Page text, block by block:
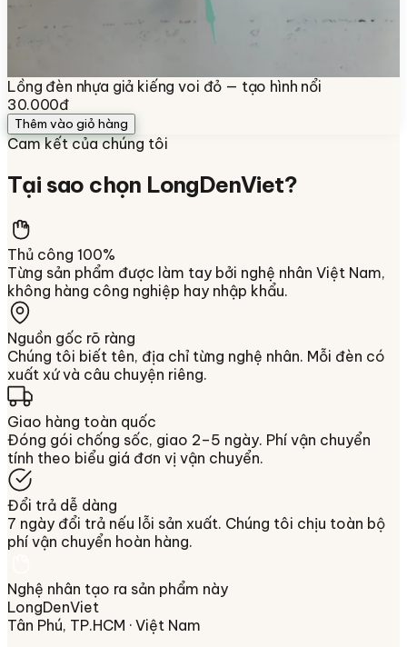
Lồng đèn nhựa giả kiếng voi đỏ — tạo hình nổi
30.000đ
Thêm vào giỏ hàng
Cam kết của chúng tôi
Tại sao chọn LongDenViet?
Thủ công 100%
Từng sản phẩm được làm tay bởi nghệ nhân Việt Nam,
không hàng công nghiệp hay nhập khẩu.
Nguồn gốc rõ ràng
Chúng tôi biết tên, địa chỉ từng nghệ nhân. Mỗi đèn có
xuất xứ và câu chuyện riêng.
Giao hàng toàn quốc
Đóng gói chống sốc, giao 2–5 ngày. Phí vận chuyển
tính theo biểu giá đơn vị vận chuyển.
Đổi trả dễ dàng
7 ngày đổi trả nếu lỗi sản xuất. Chúng tôi chịu toàn bộ
phí vận chuyển hoàn hàng.
Nghệ nhân tạo ra sản phẩm này
LongDenViet
Tân Phú, TP.HCM · Việt Nam